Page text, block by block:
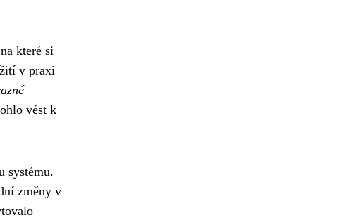
které si
v praxi
vést k
systému.
změny v